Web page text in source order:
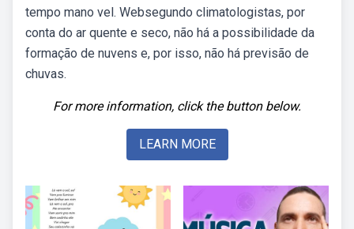
tempo mano vel. Websegundo climatologistas, por
conta do ar quente e seco, não há a possibilidade da
formação de nuvens e, por isso, não há previsão de
chuvas.
For more information, click the button below.
LEARN MORE